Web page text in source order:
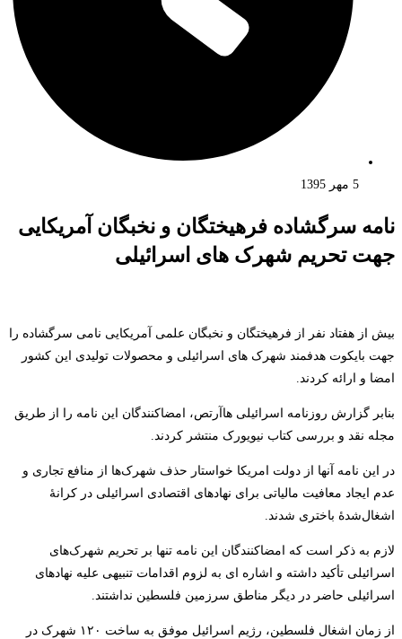
5 مهر 1395
نامه سرگشاده فرهیختگان و نخبگان آمریکایی
جهت تحریم شهرک های اسرائیلی
بیش از هفتاد نفر از فرهیختگان و نخبگان علمی آمریکایی نامی سرگشاده را
جهت بایکوت هدفمند شهرک های اسرائیلی و محصولات تولیدی این کشور
امضا و ارائه کردند.
بنابر گزارش روزنامه اسرائیلی هاآرتص، امضاکنندگان این نامه را از طریق
مجله نقد و بررسی کتاب نیویورک منتشر کردند.
در این نامه آنها از دولت امریکا خواستار حذف شهرک‌ها از منافع تجاری و
عدم ایجاد معافیت مالیاتی برای نهادهای اقتصادی اسرائیلی در کرانۀ
اشغال‌شدۀ باختری شدند.
لازم به ذکر است که امضاکنندگان این نامه تنها بر تحریم شهرک‌های
اسرائیلی تأکید داشته و اشاره ای به لزوم اقدامات تنبیهی علیه نهادهای
اسرائیلی حاضر در دیگر مناطق سرزمین فلسطین نداشتند.
از زمان اشغال فلسطین، رژیم اسرائیل موفق به ساخت ۱۲۰ شهرک در